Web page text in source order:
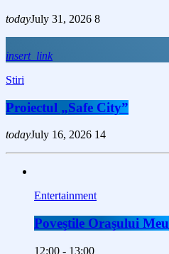
todayJuly 31, 2026 8
insert_link
Stiri
Proiectul „Safe City”
todayJuly 16, 2026 14
Entertainment
Poveştile Oraşului Meu
12:00 - 13:00